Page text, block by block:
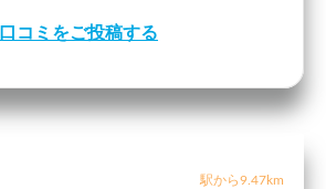
口コミをご投稿する
駅から9.47km